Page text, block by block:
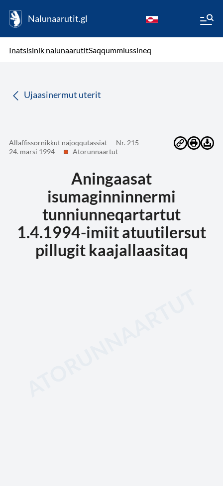
Nalunaarutit.gl
Inatsisinik nalunaarutitSaqqummiussineq
Ujaasinermut uterit
Allaffissornikkut najoqqutassiat
Nr. 215
24. marsi 1994
Atorunnaartut
Aningaasat
isumaginninnermi
tunniunneqartartut
1.4.1994-imiit atuutilersut
pillugit kaajallaasitaq